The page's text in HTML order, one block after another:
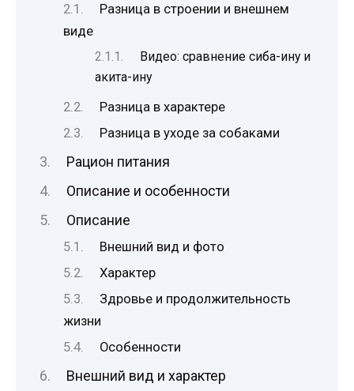
Разница в строении и внешнем
виде
Видео: сравнение сиба-ину и
акита-ину
Разница в характере
Разница в уходе за собаками
Рацион питания
Описание и особенности
Описание
Внешний вид и фото
Характер
Здровье и продолжительность
жизни
Особенности
Внешний вид и характер